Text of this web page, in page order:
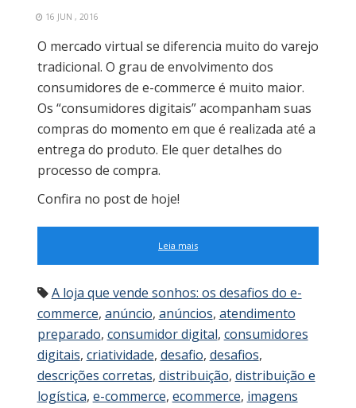
16 JUN , 2016
O mercado virtual se diferencia muito do varejo
tradicional. O grau de envolvimento dos
consumidores de e-commerce é muito maior.
Os “consumidores digitais” acompanham suas
compras do momento em que é realizada até a
entrega do produto. Ele quer detalhes do
processo de compra.
Confira no post de hoje!
Leia mais
A loja que vende sonhos: os desafios do e-
commerce, anúncio, anúncios, atendimento
preparado, consumidor digital, consumidores
digitais, criatividade, desafio, desafios,
descrições corretas, distribuição, distribuição e
logística, e-commerce, ecommerce, imagens